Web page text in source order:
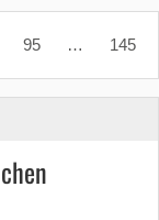
95 … 145